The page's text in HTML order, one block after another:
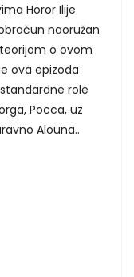
Horor Ilije
naoružan
o ovom
ova epizoda
role
Pocca, uz
Alouna..